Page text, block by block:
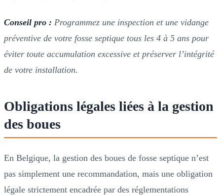
Conseil pro : Programmez une inspection et une vidange
préventive de votre fosse septique tous les 4 à 5 ans pour
éviter toute accumulation excessive et préserver l’intégrité
de votre installation.
Obligations légales liées à la gestion
des boues
En Belgique, la gestion des boues de fosse septique n’est
pas simplement une recommandation, mais une obligation
légale strictement encadrée par des réglementations